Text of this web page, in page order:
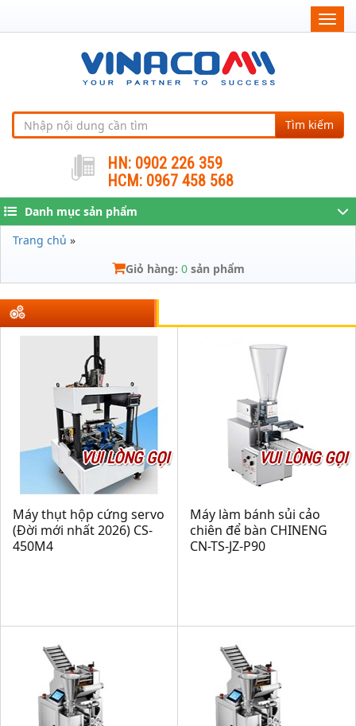
Tìm kiếm
HN: 0902 226 359
HCM: 0967 458 568
Danh mục sản phẩm
Trang chủ »
Giỏ hàng: 0sản phẩm
VUI LÒNG GỌI
Máy thụt hộp cứng servo
(Đời mới nhất 2026) CS-
450M4
VUI LÒNG GỌI
Máy làm bánh sủi cảo
chiên để bàn CHINENG
CN-TS-JZ-P90